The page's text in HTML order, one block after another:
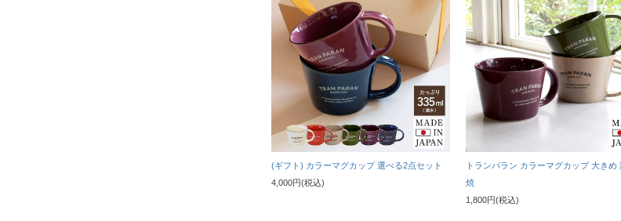
(ギフト) カラーマグカップ 選べる2点セット
4,000円(税込)
トランパラン カラーマグカップ 大きめ
焼
1,800円(税込)